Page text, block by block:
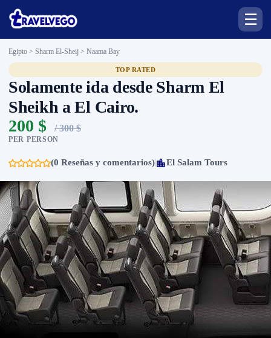
☰
Egipto > Sharm El-Sheij > Naama Bay
TOP RATED
Solamente ida desde Sharm El
Sheikh a El Cairo.
200 $
/ 300 $
PER PERSON
(0 Reseñas y comentarios) El Salam Tours